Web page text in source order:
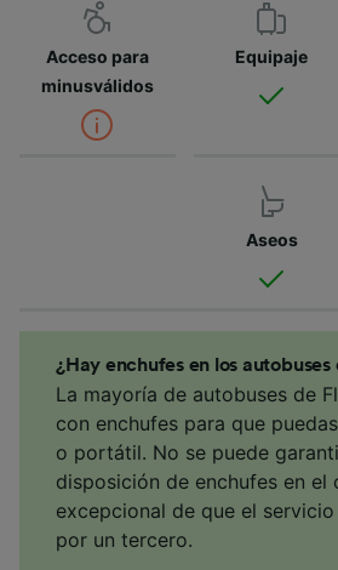
Acceso para
minusválidos
Equipaje
Aseos
¿Hay enchufes en los autobuses
La mayoría de autobuses de
con enchufes para que
o portátil. No se puede
disposición de enchufes en el
excepcional de que el
por un tercero.